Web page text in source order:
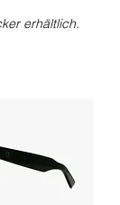
erhältlich.